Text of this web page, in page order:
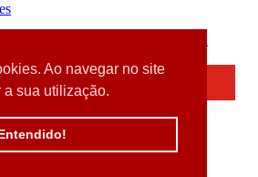
Ao navegar no site
a sua utilização.
um browser desatualizado